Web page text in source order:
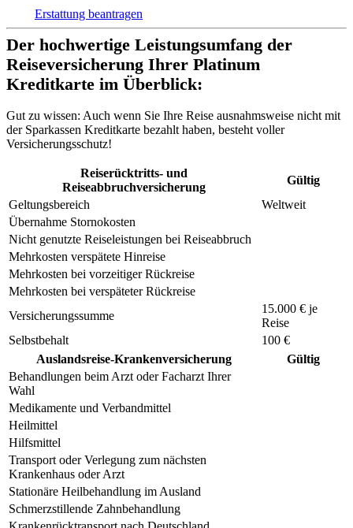
Erstattung beantragen
Der hochwertige Leistungsumfang der
Reiseversicherung Ihrer Platinum
Kreditkarte im Überblick:
Gut zu wissen: Auch wenn Sie Ihre Reise ausnahmsweise nicht mit
der Sparkassen Kreditkarte bezahlt haben, besteht voller
Versicherungsschutz!
Reiserücktritts- und
Reiseabbruchversicherung
Gültig
Geltungsbereich
Weltweit
Übernahme Stornokosten
Nicht genutzte Reiseleistungen bei Reiseabbruch
Mehrkosten verspätete Hinreise
Mehrkosten bei vorzeitiger Rückreise
Mehrkosten bei verspäteter Rückreise
Versicherungssumme
15.000 € je
Reise
Selbstbehalt
100 €
Auslandsreise-Krankenversicherung
Gültig
Behandlungen beim Arzt oder Facharzt Ihrer
Wahl
Medikamente und Verbandmittel
Heilmittel
Hilfsmittel
Transport oder Verlegung zum nächsten
Krankenhaus oder Arzt
Stationäre Heilbehandlung im Ausland
Schmerzstillende Zahnbehandlung